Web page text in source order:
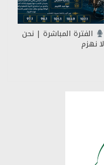
الفترة المباشرة | نحن
لا نهزم